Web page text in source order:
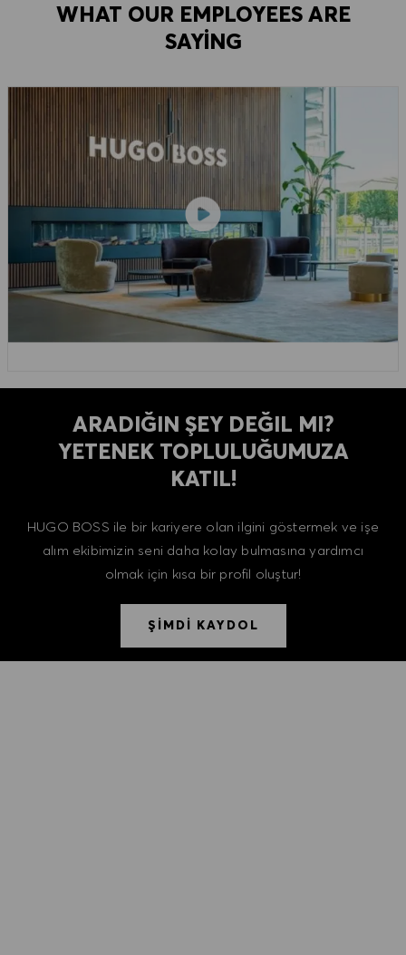
WHAT OUR EMPLOYEES ARE
SAYING
ARADIĞIN ŞEY DEĞIL MI?
YETENEK TOPLULUĞUMUZA
KATIL!
HUGO BOSS ile bir kariyere olan ilgini göstermek ve işe
alım ekibimizin seni daha kolay bulmasına yardımcı
olmak için kısa bir profil oluştur!
ŞİMDİ KAYDOL